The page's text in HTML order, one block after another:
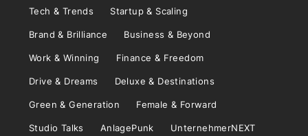
Tech & Trends Startup & Scaling
Brand & Brilliance Business & Beyond
Work & Winning Finance & Freedom
Drive & Dreams Deluxe & Destinations
Green & Generation Female & Forward
Studio Talks AnlagePunk UnternehmerNEXT